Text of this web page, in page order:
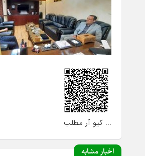
... کیو آر مطلب
اخبار مشابه